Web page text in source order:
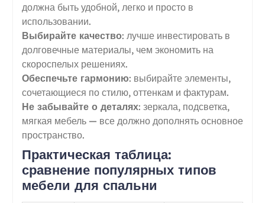
должна быть удобной, легко и просто в
использовании.
Выбирайте качество: лучше инвестировать в
долговечные материалы, чем экономить на
скороспелых решениях.
Обеспечьте гармонию: выбирайте элементы,
сочетающиеся по стилю, оттенкам и фактурам.
Не забывайте о деталях: зеркала, подсветка,
мягкая мебель — все должно дополнять основное
пространство.
Практическая таблица:
сравнение популярных типов
мебели для спальни